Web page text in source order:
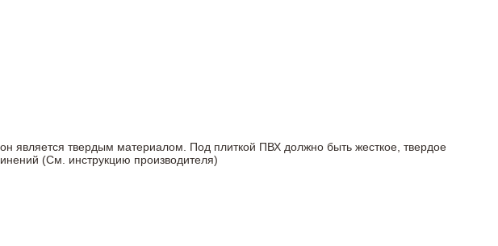
является твердым материалом. Под плиткой ПВХ должно быть жесткое, твердое
(См. инструкцию производителя)